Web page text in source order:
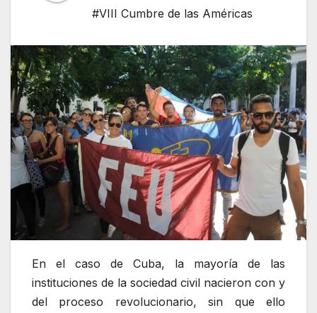
#VIII Cumbre de las Américas
En el caso de Cuba, la mayoría de las
instituciones de la sociedad civil nacieron con y
del proceso revolucionario, sin que ello